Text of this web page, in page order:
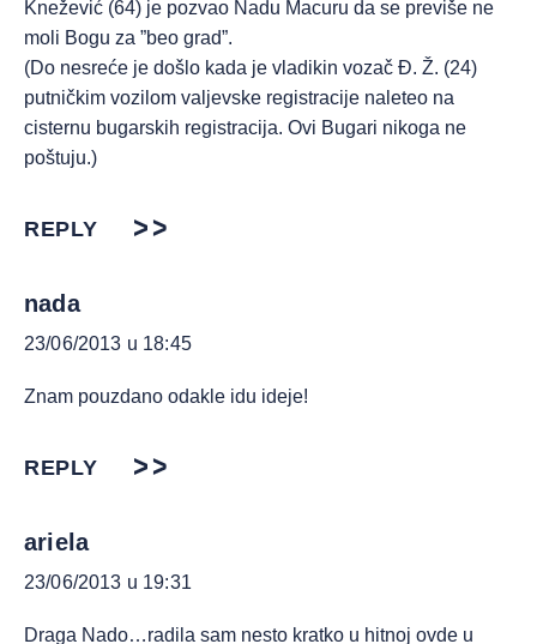
Knežević (64) je pozvao Nadu Macuru da se previše ne
moli Bogu za ”beo grad”.
(Do nesreće je došlo kada je vladikin vozač Đ. Ž. (24)
putničkim vozilom valjevske registracije naleteo na
cisternu bugarskih registracija. Ovi Bugari nikoga ne
poštuju.)
REPLY
nada
23/06/2013 u 18:45
Znam pouzdano odakle idu ideje!
REPLY
ariela
23/06/2013 u 19:31
Draga Nado…radila sam nesto kratko u hitnoj ovde u